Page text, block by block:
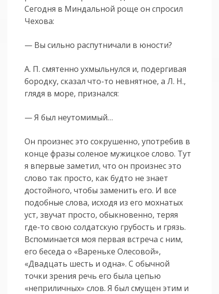
Сегодня в Миндальной роще он спросил
Чехова:
— Вы сильно распутничали в юности?
А. П. смятенно ухмыльнулся и, подергивая
бородку, сказал что-то невнятное, а Л. Н.,
глядя в море, признался:
— Я был неутомимый…
Он произнес это сокрушенно, употребив в
конце фразы соленое мужицкое слово. Тут
я впервые заметил, что он произнес это
слово так просто, как будто не знает
достойного, чтобы заменить его. И все
подобные слова, исходя из его мохнатых
уст, звучат просто, обыкновенно, теряя
где-то свою солдатскую грубость и грязь.
Вспоминается моя первая встреча с ним,
его беседа о «Вареньке Олесовой»,
«Двадцать шесть и одна». С обычной
точки зрения речь его была цепью
«неприличных» слов. Я был смущен этим и